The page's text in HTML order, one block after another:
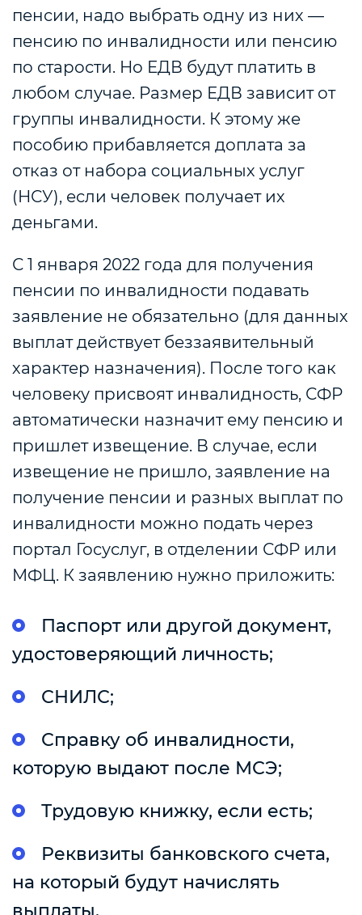
пенсии, надо выбрать одну из них —
пенсию по инвалидности или пенсию
по старости. Но ЕДВ будут платить в
любом случае. Размер ЕДВ зависит от
группы инвалидности. К этому же
пособию прибавляется доплата за
отказ от набора социальных услуг
(НСУ), если человек получает их
деньгами.
С 1 января 2022 года для получения
пенсии по инвалидности подавать
заявление не обязательно (для данных
выплат действует беззаявительный
характер назначения). После того как
человеку присвоят инвалидность, СФР
автоматически назначит ему пенсию и
пришлет извещение. В случае, если
извещение не пришло, заявление на
получение пенсии и разных выплат по
инвалидности можно подать через
портал Госуслуг, в отделении СФР или
МФЦ. К заявлению нужно приложить:
Паспорт или другой документ,
удостоверяющий личность;
СНИЛС;
Справку об инвалидности,
которую выдают после МСЭ;
Трудовую книжку, если есть;
Реквизиты банковского счета,
на который будут начислять
выплаты.